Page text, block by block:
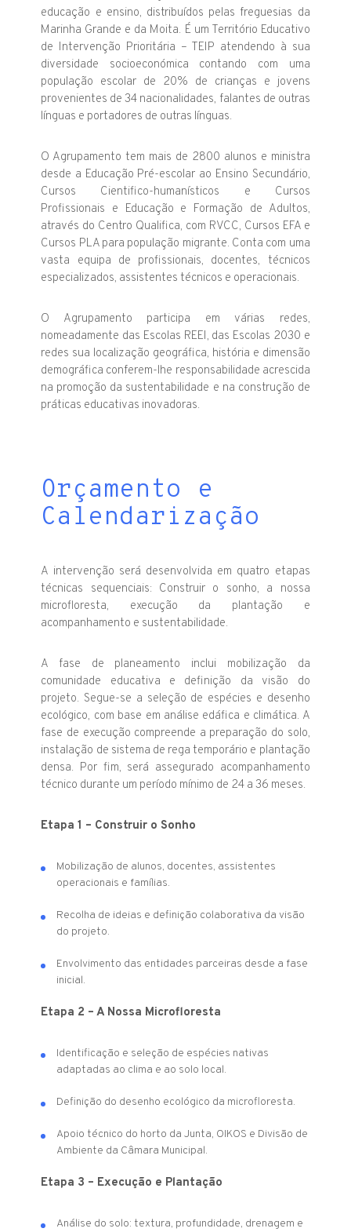
educação e ensino, distribuídos pelas freguesias da
Marinha Grande e da Moita. É um Território Educativo
de Intervenção Prioritária – TEIP atendendo à sua
diversidade socioeconómica contando com uma
população escolar de 20% de crianças e jovens
provenientes de 34 nacionalidades, falantes de outras
línguas e portadores de outras línguas.
O Agrupamento tem mais de 2800 alunos e ministra
desde a Educação Pré-escolar ao Ensino Secundário,
Cursos Cientifico-humanísticos e Cursos
Profissionais e Educação e Formação de Adultos,
através do Centro Qualifica, com RVCC, Cursos EFA e
Cursos PLA para população migrante. Conta com uma
vasta equipa de profissionais, docentes, técnicos
especializados, assistentes técnicos e operacionais.
O Agrupamento participa em várias redes,
nomeadamente das Escolas REEI, das Escolas 2030 e
redes sua localização geográfica, história e dimensão
demográfica conferem-lhe responsabilidade acrescida
na promoção da sustentabilidade e na construção de
práticas educativas inovadoras.
Orçamento e
Calendarização
A intervenção será desenvolvida em quatro etapas
técnicas sequenciais: Construir o sonho, a nossa
microfloresta, execução da plantação e
acompanhamento e sustentabilidade.
A fase de planeamento inclui mobilização da
comunidade educativa e definição da visão do
projeto. Segue-se a seleção de espécies e desenho
ecológico, com base em análise edáfica e climática. A
fase de execução compreende a preparação do solo,
instalação de sistema de rega temporário e plantação
densa. Por fim, será assegurado acompanhamento
técnico durante um período mínimo de 24 a 36 meses.
Etapa 1 – Construir o Sonho
Mobilização de alunos, docentes, assistentes
operacionais e famílias.
Recolha de ideias e definição colaborativa da visão
do projeto.
Envolvimento das entidades parceiras desde a fase
inicial.
Etapa 2 – A Nossa Microfloresta
Identificação e seleção de espécies nativas
adaptadas ao clima e ao solo local.
Definição do desenho ecológico da microfloresta.
Apoio técnico do horto da Junta, OIKOS e Divisão de
Ambiente da Câmara Municipal.
Etapa 3 – Execução e Plantação
Análise do solo: textura, profundidade, drenagem e